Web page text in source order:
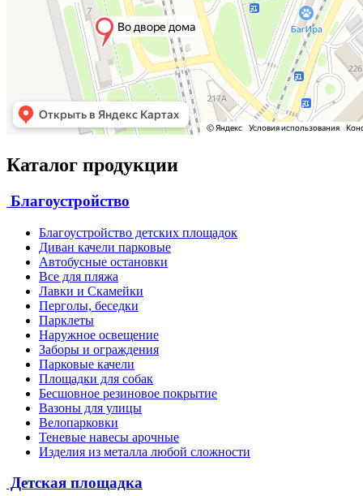
Каталог продукции
Благоустройство
Благоустройство детских площадок
Диван качели парковые
Автобусные остановки
Все для пляжа
Лавки и Скамейки
Перголы, беседки
Парклеты
Наружное освещение
Заборы и ограждения
Парковые качели
Площадки для собак
Бесшовное резиновое покрытие
Вазоны для улицы
Велопарковки
Теневые навесы арочные
Изделия из металла любой сложности
Детская площадка